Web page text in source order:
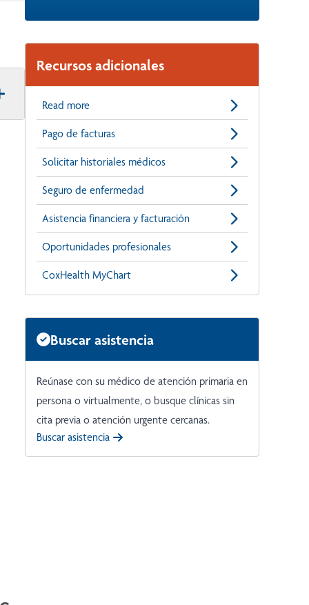
Recursos adicionales
Read more
Pago de facturas
Solicitar historiales médicos
Seguro de enfermedad
Asistencia financiera y facturación
Oportunidades profesionales
CoxHealth MyChart
Buscar asistencia
Reúnase con su médico de atención primaria en
persona o virtualmente, o busque clínicas sin
cita previa o atención urgente cercanas.
Buscar asistencia